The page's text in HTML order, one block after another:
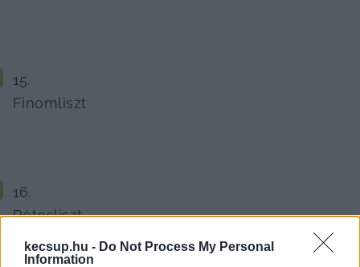
kecsup.hu - Do Not Process My Personal
Information
Finomliszt
Rétesliszt